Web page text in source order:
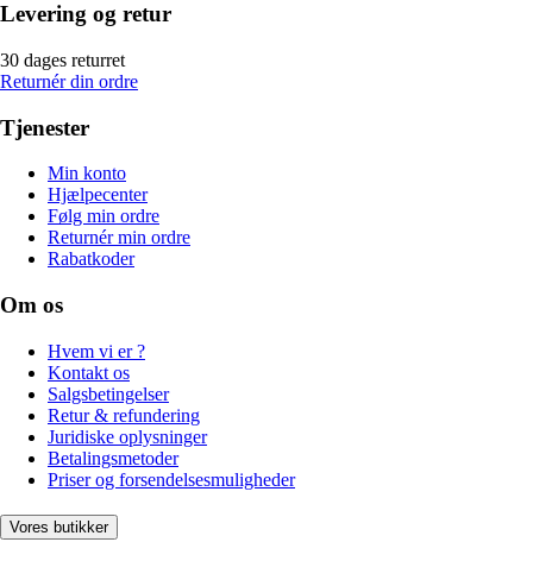
Levering og retur
30 dages returret
Returnér din ordre
Tjenester
Min konto
Hjælpecenter
Følg min ordre
Returnér min ordre
Rabatkoder
Om os
Hvem vi er ?
Kontakt os
Salgsbetingelser
Retur & refundering
Juridiske oplysninger
Betalingsmetoder
Priser og forsendelsesmuligheder
Vores butikker